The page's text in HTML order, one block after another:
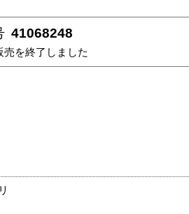
41068248
売を終了しました